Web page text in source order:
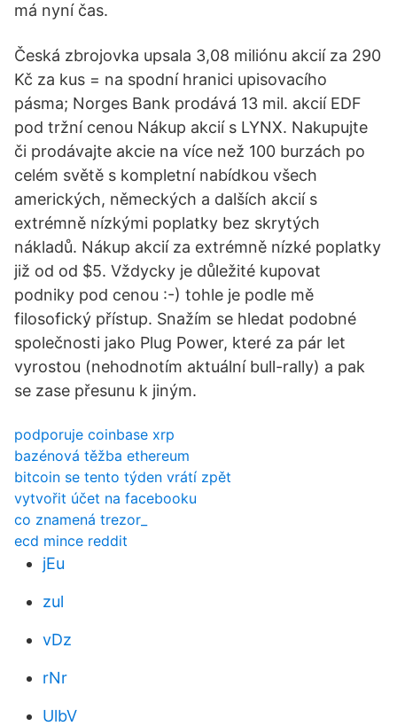
má nyní čas.
Česká zbrojovka upsala 3,08 miliónu akcií za 290
Kč za kus = na spodní hranici upisovacího
pásma; Norges Bank prodává 13 mil. akcií EDF
pod tržní cenou Nákup akcií s LYNX. Nakupujte
či prodávajte akcie na více než 100 burzách po
celém světě s kompletní nabídkou všech
amerických, německých a dalších akcií s
extrémně nízkými poplatky bez skrytých
nákladů. Nákup akcií za extrémně nízké poplatky
již od od $5. Vždycky je důležité kupovat
podniky pod cenou :-) tohle je podle mě
filosofický přístup. Snažím se hledat podobné
společnosti jako Plug Power, které za pár let
vyrostou (nehodnotím aktuální bull-rally) a pak
se zase přesunu k jiným.
podporuje coinbase xrp
bazénová těžba ethereum
bitcoin se tento týden vrátí zpět
vytvořit účet na facebooku
co znamená trezor_
ecd mince reddit
jEu
zul
vDz
rNr
UlbV